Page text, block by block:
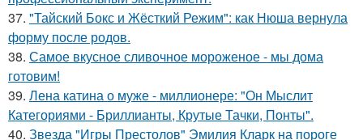
37. "Тайский Бокс и Жёсткий Режим": как Нюша вернула
форму после родов.
38. Самое вкусное сливочное мороженое - мы дома
готовим!
39. Лена катина о муже - миллионере: "Он Мыслит
Категориями - Бриллианты, Крутые Тачки, Понты".
40. Звезда "Игры Престолов" Эмилия Кларк на пороге